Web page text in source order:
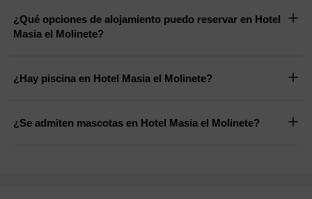
¿Qué opciones de alojamiento puedo reservar en Hotel
Masia el Molinete?
¿Hay piscina en Hotel Masia el Molinete?
¿Se admiten mascotas en Hotel Masia el Molinete?